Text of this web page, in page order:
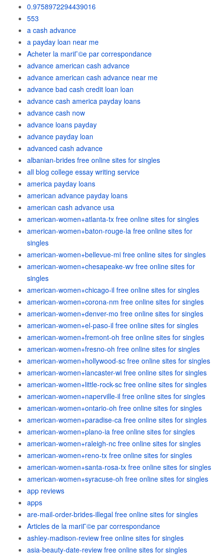
0.9758972294439016
553
a cash advance
a payday loan near me
Acheter la mariГ©e par correspondance
advance american cash advance
advance american cash advance near me
advance bad cash credit loan loan
advance cash america payday loans
advance cash now
advance loans payday
advance payday loan
advanced cash advance
albanian-brides free online sites for singles
all blog college essay writing service
america payday loans
american advance payday loans
american cash advance usa
american-women+atlanta-tx free online sites for singles
american-women+baton-rouge-la free online sites for
singles
american-women+bellevue-mi free online sites for singles
american-women+chesapeake-wv free online sites for
singles
american-women+chicago-il free online sites for singles
american-women+corona-nm free online sites for singles
american-women+denver-mo free online sites for singles
american-women+el-paso-il free online sites for singles
american-women+fremont-oh free online sites for singles
american-women+fresno-oh free online sites for singles
american-women+hollywood-sc free online sites for singles
american-women+lancaster-wi free online sites for singles
american-women+little-rock-sc free online sites for singles
american-women+naperville-il free online sites for singles
american-women+ontario-oh free online sites for singles
american-women+paradise-ca free online sites for singles
american-women+plano-ia free online sites for singles
american-women+raleigh-nc free online sites for singles
american-women+reno-tx free online sites for singles
american-women+santa-rosa-tx free online sites for singles
american-women+syracuse-oh free online sites for singles
app reviews
apps
are-mail-order-brides-illegal free online sites for singles
Articles de la mariГ©e par correspondance
ashley-madison-review free online sites for singles
asia-beauty-date-review free online sites for singles